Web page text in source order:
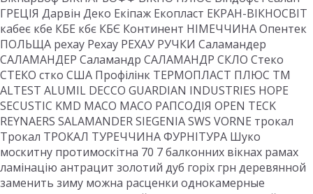
ГРЕЦІЯ Дарвін Деко Екіпаж Екопласт ЕКРАН-ВІКНОСВІТ
кабеє кбе КБЕ кбє КБЄ Континент НІМЕЧЧИНА Опентек
ПОЛЬЩА рехау Рехау РЕХАУ РУЧКИ Саламандер
САЛАМАНДЕР Саламандр САЛАМАНДР СКЛО Стеко
СТЕКО стко США Профілінк ТЕРМОПЛАСТ ПЛЮС ТМ
ALTEST ALUMIL DECCO GUARDIAN INDUSTRIES HOPE
SECUSTIC KMD MACO MACO РАПСОДІЯ OPEN TECK
REYNAERS SALAMANDER SIEGENIA SWS VORNE трокал
Трокал ТРОКАЛ ТУРЕЧЧИНА ФУРНІТУРА Шуко
москитну протимоскітна 70 7 балконних вікнах рамах
ламінацію антрацит золотий дуб горіх грн деревянной
заменить зиму можна расценки однокамерные